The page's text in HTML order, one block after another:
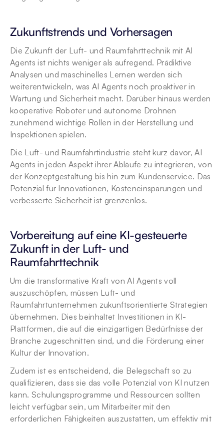
Zukunftstrends und Vorhersagen
Die Zukunft der Luft- und Raumfahrttechnik mit AI
Agents ist nichts weniger als aufregend. Prädiktive
Analysen und maschinelles Lernen werden sich
weiterentwickeln, was AI Agents noch proaktiver in
Wartung und Sicherheit macht. Darüber hinaus werden
kooperative Roboter und autonome Drohnen
zunehmend wichtige Rollen in der Herstellung und
Inspektionen spielen.
Die Luft- und Raumfahrtindustrie steht kurz davor, AI
Agents in jeden Aspekt ihrer Abläufe zu integrieren, von
der Konzeptgestaltung bis hin zum Kundenservice. Das
Potenzial für Innovationen, Kosteneinsparungen und
verbesserte Sicherheit ist grenzenlos.
Vorbereitung auf eine KI-gesteuerte
Zukunft in der Luft- und
Raumfahrttechnik
Um die transformative Kraft von AI Agents voll
auszuschöpfen, müssen Luft- und
Raumfahrtunternehmen zukunftsorientierte Strategien
übernehmen. Dies beinhaltet Investitionen in KI-
Plattformen, die auf die einzigartigen Bedürfnisse der
Branche zugeschnitten sind, und die Förderung einer
Kultur der Innovation.
Zudem ist es entscheidend, die Belegschaft so zu
qualifizieren, dass sie das volle Potenzial von KI nutzen
kann. Schulungsprogramme und Ressourcen sollten
leicht verfügbar sein, um Mitarbeiter mit den
erforderlichen Fähigkeiten auszustatten, um effektiv mit